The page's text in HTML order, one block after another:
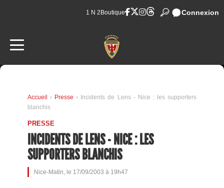
1 N 2 Boutique Connexion
Accueil › Presse › Incidents de Lens - Nice : les supporters
blanchis
PRESSE
INCIDENTS DE LENS - NICE : LES
SUPPORTERS BLANCHIS
Nice-Matin, le 17/09/2003 à 19h47